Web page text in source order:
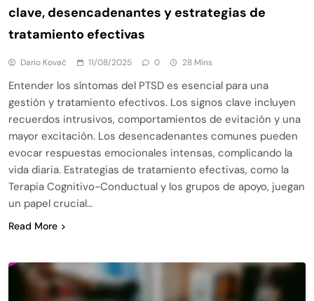
clave, desencadenantes y estrategias de
tratamiento efectivas
Dario Kovač 11/08/2025 0 28 Mins
Entender los síntomas del PTSD es esencial para una
gestión y tratamiento efectivos. Los signos clave incluyen
recuerdos intrusivos, comportamientos de evitación y una
mayor excitación. Los desencadenantes comunes pueden
evocar respuestas emocionales intensas, complicando la
vida diaria. Estrategias de tratamiento efectivas, como la
Terapia Cognitivo-Conductual y los grupos de apoyo, juegan
un papel crucial…
Read More